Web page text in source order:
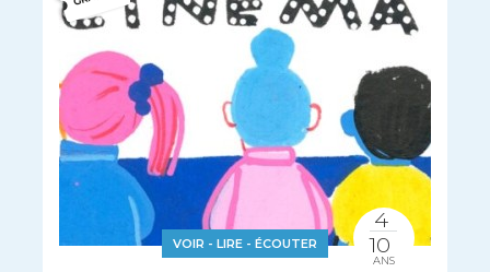
VOIR - LIRE - ÉCOUTER
4
10
ANS